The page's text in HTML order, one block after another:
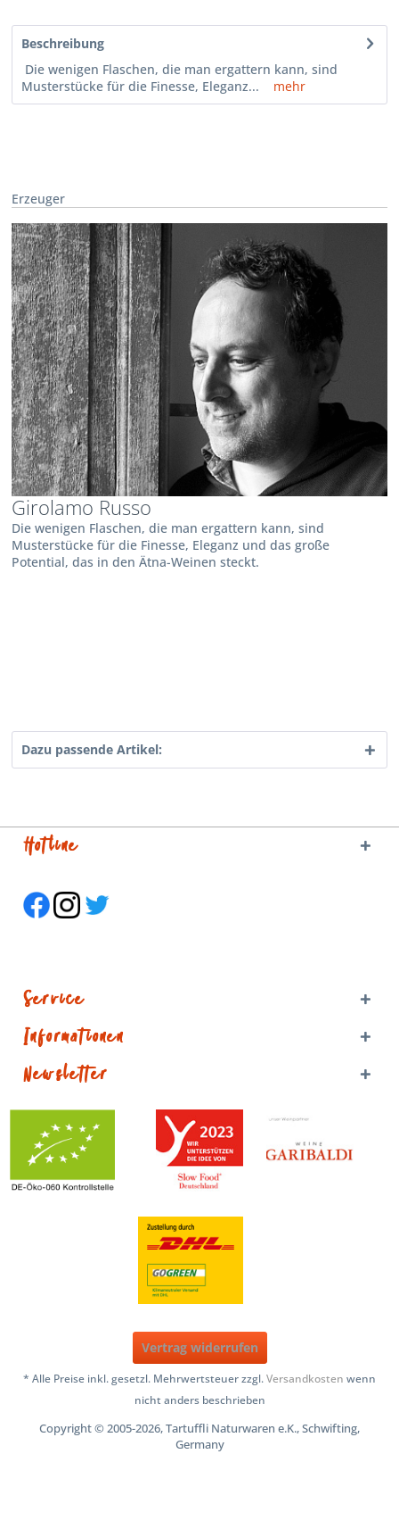
Beschreibung
Die wenigen Flaschen, die man ergattern kann, sind
Musterstücke für die Finesse, Eleganz...
mehr
Erzeuger
Girolamo Russo
Die wenigen Flaschen, die man ergattern kann, sind
Musterstücke für die Finesse, Eleganz und das große
Potential, das in den Ätna-Weinen steckt.
Dazu passende Artikel:
Hotline
Service
Informationen
Newsletter
Vertrag widerrufen
* Alle Preise inkl. gesetzl. Mehrwertsteuer zzgl.Versandkosten wenn
nicht anders beschrieben
Copyright © 2005-2026, Tartuffli Naturwaren e.K., Schwifting,
Germany